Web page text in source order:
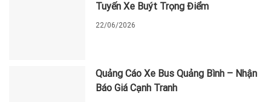
Tuyến Xe Buýt Trọng Điểm
22/06/2026
Quảng Cáo Xe Bus Quảng Bình – Nhận
Báo Giá Cạnh Tranh